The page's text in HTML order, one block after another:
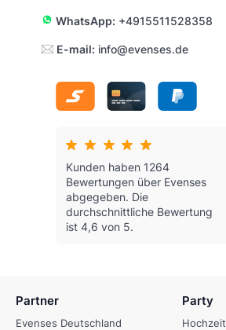
WhatsApp: +4915511528358
E-mail: info@evenses.de
Kunden haben 1264
Bewertungen über Evenses
abgegeben. Die
durchschnittliche Bewertung
ist 4,6 von 5.
Partner
Evenses Deutschland
Party
Hochzeit